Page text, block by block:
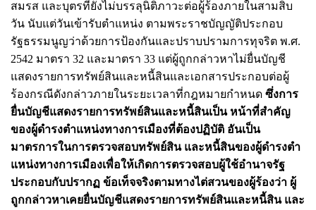
สมรส และบุตรที่ยังไม่บรรลุนิติภาวะต่อผู้ร้องภายในสามสิบ
วัน นับแต่วันเข้ารับตําแหน่ง ตามพระราชบัญญัติประกอบ
รัฐธรรมนูญว่าด้วยการป้องกันและปราบปรามการทุจริต พ.ศ.
2542 มาตรา 32 และมาตรา 33 แต่ผู้ถูกกล่าวหาไม่ยื่นบัญชี
แสดงรายการทรัพย์สินและหนี้สินและเอกสารประกอบต่อผู้
ร้องกรณีดังกล่าวภายในระยะเวลาที่กฎหมายกําหนด ซึ่งการ
ยื่นบัญชีแสดงรายการทรัพย์สินและหนี้สินเป็น หน้าที่สําคัญ
ของผู้ดํารงตําแหน่งทางการเมืองที่ต้องปฏิบัติ อันเป็น
มาตรการในการตรวจสอบทรัพย์สิน และหนี้สินของผู้ดํารงตํา
แหน่งทางการเมืองเพื่อให้เกิดการตรวจสอบผู้ใช้อํานาจรัฐ
ประกอบกับปรากฏ ข้อเท็จจริงตามทางไต่สวนของผู้ร้องว่า ผู้
ถูกกล่าวหาเคยยื่นบัญชีแสดงรายการทรัพย์สินและหนี้สิน และ